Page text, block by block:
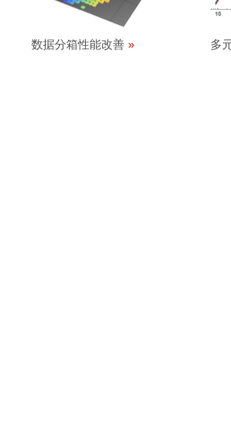
数据分箱性能改善 多